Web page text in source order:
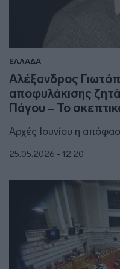
ΕΛΛΑΔΑ
Αλέξανδρος
αποφυλάκισης
Πάγου – Το
Αρχές Ιουνίου η
25.05.2026 - 12:20